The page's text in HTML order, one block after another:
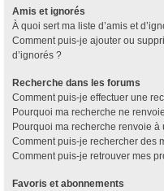
Amis et ignorés
À quoi sert ma liste d’amis et
Comment puis-je ajouter ou
d’ignorés ?
Recherche dans les forums
Comment puis-je effectuer une
Pourquoi ma recherche ne
Pourquoi ma recherche renvoie
Comment puis-je rechercher des
Comment puis-je retrouver mes
Favoris et abonnements